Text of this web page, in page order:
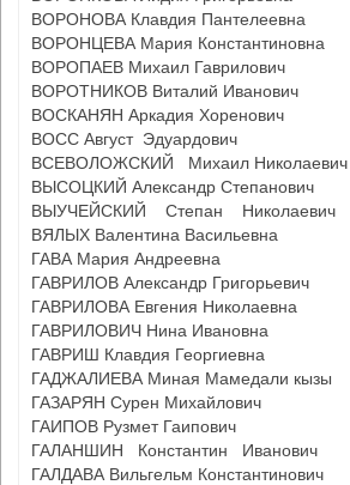
ВОРОНОВА Клавдия Пантелеевна
ВОРОНЦЕВА Мария Константиновна
ВОРОПАЕВ Михаил Гаврилович
ВОРОТНИКОВ Виталий Иванович
ВОСКАНЯН Аркадия Хоренович
ВОСС Август Эдуардович
ВСЕВОЛОЖСКИЙ Михаил Николаевич
ВЫСОЦКИЙ Александр Степанович
ВЫУЧЕЙСКИЙ Степан Николаевич
ВЯЛЫХ Валентина Васильевна
ГАВА Мария Андреевна
ГАВРИЛОВ Александр Григорьевич
ГАВРИЛОВА Евгения Николаевна
ГАВРИЛОВИЧ Нина Ивановна
ГАВРИШ Клавдия Георгиевна
ГАДЖАЛИЕВА Миная Мамедали кызы
ГАЗАРЯН Сурен Михайлович
ГАИПОВ Рузмет Гаипович
ГАЛАНШИН Константин Иванович
ГАЛДАВА Вильгельм Константинович